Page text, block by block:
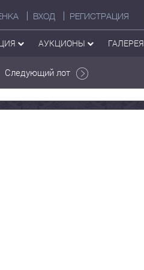
ВХОД РЕГИСТРАЦИЯ
АУКЦИОНЫ ГАЛЕРЕЯ
Следующий лот